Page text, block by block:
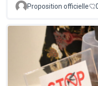
Proposition officielle